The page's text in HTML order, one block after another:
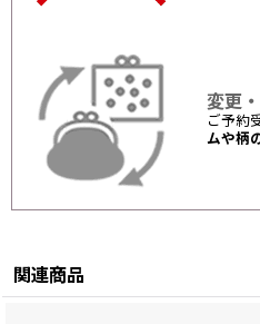
変更
ご予約
ムや柄
関連商品